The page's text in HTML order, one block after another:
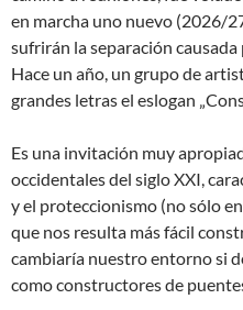
en marcha uno nuevo (2026/
sufrirán la separación
Hace un año, un grupo de
grandes letras el eslogan
Es una invitación muy
occidentales del siglo XXI,
y el proteccionismo (no sólo
que nos resulta más fácil
cambiaría nuestro entorno si
como constructores de